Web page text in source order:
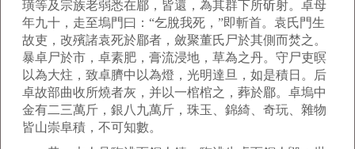
璜等及宗族老弱悉在郿，皆還，為其群下所斫射。卓母
年九十，走至塢門曰：“乞脫我死，”即斬首。袁氏門生
故吏，改殯諸袁死於郿者，斂聚董氏尸於其側而焚之。
暴卓尸於市，卓素肥，膏流浸地，草為之丹。守尸吏暝
以為大炷，致卓臍中以為燈，光明達旦，如是積日。后
卓故部曲收所燒者灰，并以一棺棺之，葬於郿。卓塢中
金有二三萬斤，銀八九萬斤，珠玉、錦綺、奇玩、雜物
皆山崇阜積，不可知數。